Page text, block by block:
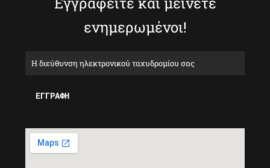
ενημερωμένοι!